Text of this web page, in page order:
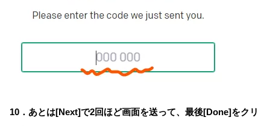
10．あとは[Next]で2回ほど画面を送って、最後[Done]をクリ